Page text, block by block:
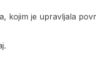
kojim je upravljala